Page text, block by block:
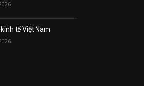
tế Việt Nam